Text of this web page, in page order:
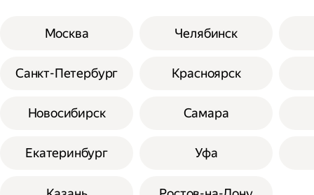
Москва
Санкт-Петербург
Новосибирск
Екатеринбург
Челябинск
Красноярск
Самара
Уфа